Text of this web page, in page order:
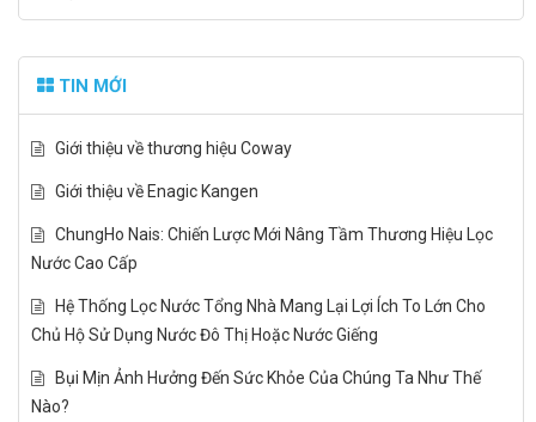
TIN MỚI
Giới thiệu về thương hiệu Coway
Giới thiệu về Enagic Kangen
ChungHo Nais: Chiến Lược Mới Nâng Tầm Thương Hiệu Lọc
Nước Cao Cấp
Hệ Thống Lọc Nước Tổng Nhà Mang Lại Lợi Ích To Lớn Cho
Chủ Hộ Sử Dụng Nước Đô Thị Hoặc Nước Giếng
Bụi Mịn Ảnh Hưởng Đến Sức Khỏe Của Chúng Ta Như Thế
Nào?